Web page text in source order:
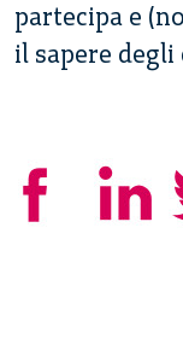
partecipa e
il sapere degli